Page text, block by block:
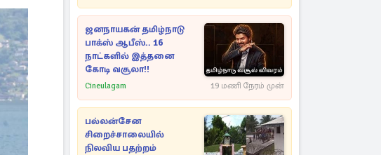
ஜனநாயகன் தமிழ்நாடு
பாக்ஸ் ஆபீஸ்.. 16
நாட்களில் இத்தனை
கோடி வசூலா!!
Cineulagam 19 மணி நேரம் முன்
பல்லன்சேன
சிறைச்சாலையில்
நிலவிய பதற்றம்